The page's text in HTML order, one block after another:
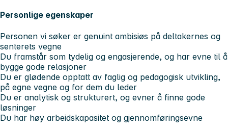
Personlige egenskaper
Personen vi søker er genuint ambisiøs på deltakernes og
senterets vegne
Du framstår som tydelig og engasjerende, og har evne til å
bygge gode relasjoner
Du er glødende opptatt av faglig og pedagogisk utvikling,
på egne vegne og for dem du leder
Du er analytisk og strukturert, og evner å finne gode
løsninger
Du har høy arbeidskapasitet og gjennomføringsevne